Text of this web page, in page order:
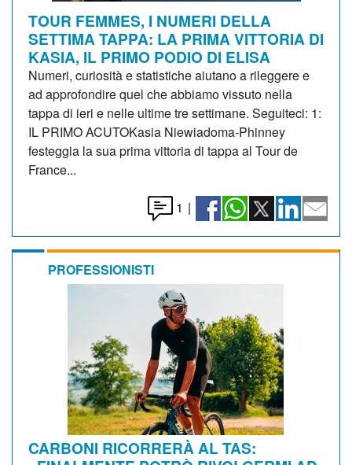
TOUR FEMMES, I NUMERI DELLA
SETTIMA TAPPA: LA PRIMA VITTORIA DI
KASIA, IL PRIMO PODIO DI ELISA
Numeri, curiosità e statistiche aiutano a rileggere e
ad approfondire quel che abbiamo vissuto nella
tappa di ieri e nelle ultime tre settimane. Seguiteci: 1:
IL PRIMO ACUTOKasia Niewiadoma-Phinney
festeggia la sua prima vittoria di tappa al Tour de
France...
1 |
PROFESSIONISTI
CARBONI RICORRERÀ AL TAS: